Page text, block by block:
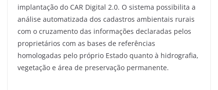
implantação do CAR Digital 2.0. O sistema possibilita a
análise automatizada dos cadastros ambientais rurais
com o cruzamento das informações declaradas pelos
proprietários com as bases de referências
homologadas pelo próprio Estado quanto à hidrografia,
vegetação e área de preservação permanente.